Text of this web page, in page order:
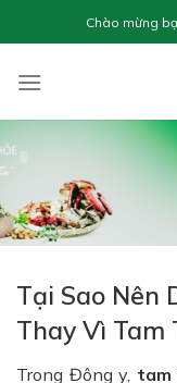
to
Chào mừng
Tại Sao Nên
Thay Vì Tam
Trong Đông y, tam